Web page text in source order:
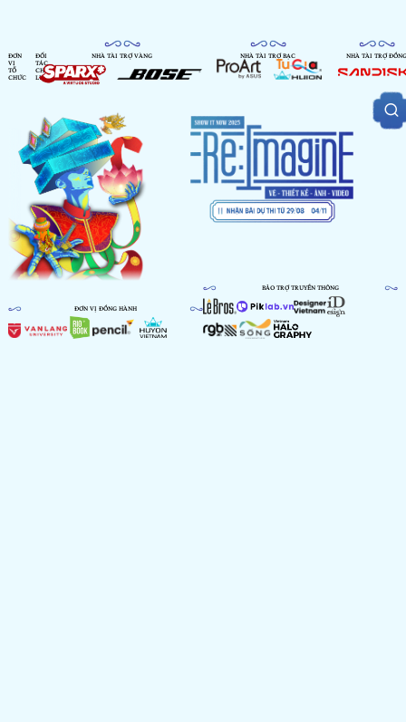
ĐƠN
VỊ
TỔ
CHỨC
ĐỐI
TÁC
CHIẾN
LƯỢC
NHÀ TÀI TRỢ VÀNG NHÀ TÀI TRỢ BẠC NHÀ TÀI TRỢ ĐỒNG
ĐƠN VỊ ĐỒNG HÀNH
BẢO TRỢ TRUYỀN THÔNG